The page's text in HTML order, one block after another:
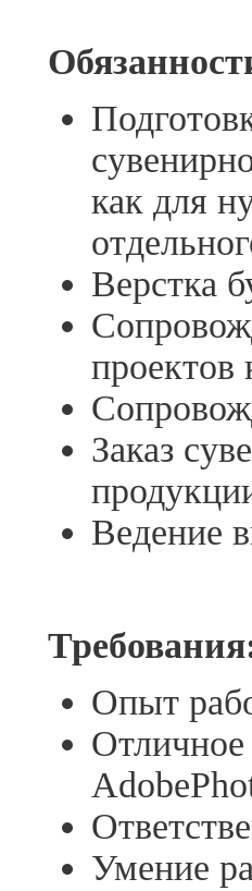
как для
Верстка
проектов
Заказ
Ведение
Опыт
Умение